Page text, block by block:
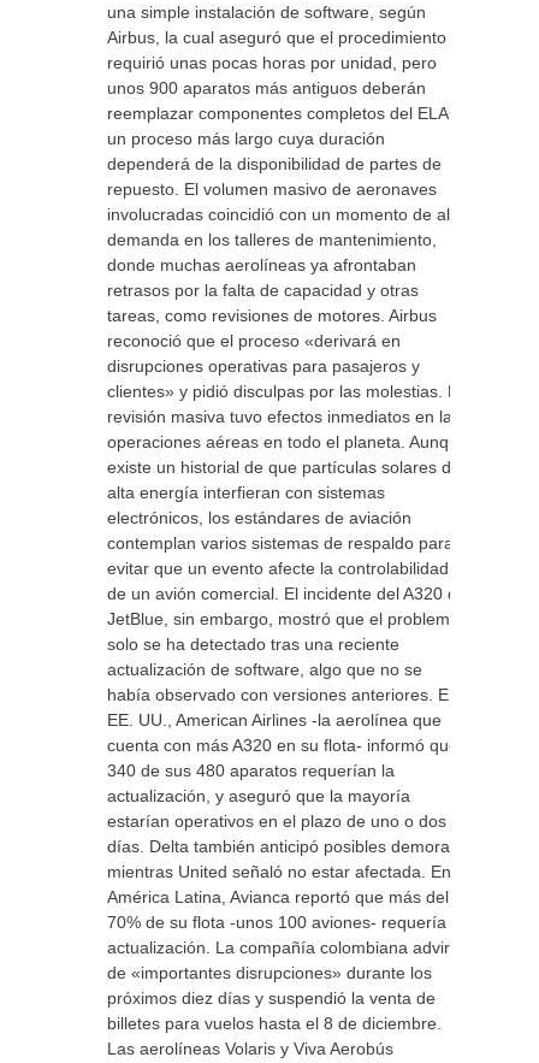
una simple instalación de software, según
Airbus, la cual aseguró que el procedimiento
requirió unas pocas horas por unidad, pero
unos 900 aparatos más antiguos deberán
reemplazar componentes completos del ELAC,
un proceso más largo cuya duración
dependerá de la disponibilidad de partes de
repuesto. El volumen masivo de aeronaves
involucradas coincidió con un momento de alta
demanda en los talleres de mantenimiento,
donde muchas aerolíneas ya afrontaban
retrasos por la falta de capacidad y otras
tareas, como revisiones de motores. Airbus
reconoció que el proceso «derivará en
disrupciones operativas para pasajeros y
clientes» y pidió disculpas por las molestias. La
revisión masiva tuvo efectos inmediatos en las
operaciones aéreas en todo el planeta. Aunque
existe un historial de que partículas solares de
alta energía interfieran con sistemas
electrónicos, los estándares de aviación
contemplan varios sistemas de respaldo para
evitar que un evento afecte la controlabilidad
de un avión comercial. El incidente del A320 de
JetBlue, sin embargo, mostró que el problema
solo se ha detectado tras una reciente
actualización de software, algo que no se
había observado con versiones anteriores. En
EE. UU., American Airlines -la aerolínea que
cuenta con más A320 en su flota- informó que
340 de sus 480 aparatos requerían la
actualización, y aseguró que la mayoría
estarían operativos en el plazo de uno o dos
días. Delta también anticipó posibles demoras,
mientras United señaló no estar afectada. En
América Latina, Avianca reportó que más del
70% de su flota -unos 100 aviones- requería la
actualización. La compañía colombiana advirtió
de «importantes disrupciones» durante los
próximos diez días y suspendió la venta de
billetes para vuelos hasta el 8 de diciembre.
Las aerolíneas Volaris y Viva Aerobús